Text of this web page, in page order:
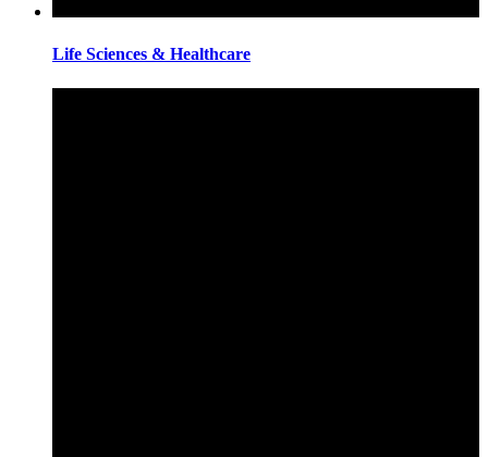
Life Sciences & Healthcare